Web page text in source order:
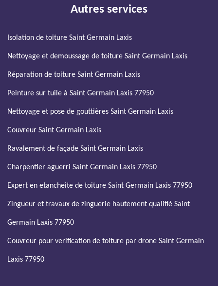
Autres services
Isolation de toiture Saint Germain Laxis
Nettoyage et demoussage de toiture Saint Germain Laxis
Réparation de toiture Saint Germain Laxis
Peinture sur tuile à Saint Germain Laxis 77950
Nettoyage et pose de gouttières Saint Germain Laxis
Couvreur Saint Germain Laxis
Ravalement de façade Saint Germain Laxis
Charpentier aguerri Saint Germain Laxis 77950
Expert en etancheite de toiture Saint Germain Laxis 77950
Zingueur et travaux de zinguerie hautement qualifié Saint
Germain Laxis 77950
Couvreur pour verification de toiture par drone Saint Germain
Laxis 77950